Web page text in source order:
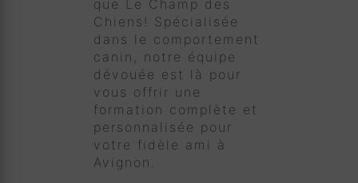
que Le Champ des
Chiens! Spécialisée
dans le comportement
canin, notre équipe
dévouée est là pour
vous offrir une
formation complète et
personnalisée pour
votre fidèle ami à
Avignon.